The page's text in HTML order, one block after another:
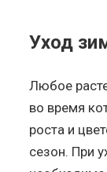
Уход
Любое
во время
роста и
сезон. При